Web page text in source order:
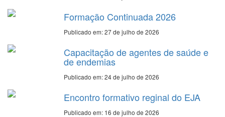
Formação Continuada 2026
Publicado em: 27 de julho de 2026
Capacitação de agentes de saúde e
de endemias
Publicado em: 24 de julho de 2026
Encontro formativo reginal do EJA
Publicado em: 16 de julho de 2026